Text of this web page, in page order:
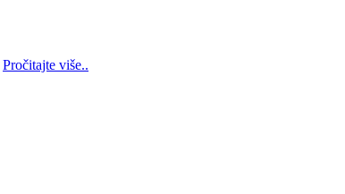
Pročitajte više..